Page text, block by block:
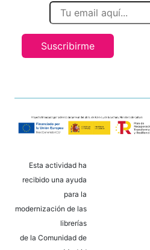
Suscribirme
Esta actividad ha
recibido una ayuda
para la
modernización de las
librerías
de la Comunidad de